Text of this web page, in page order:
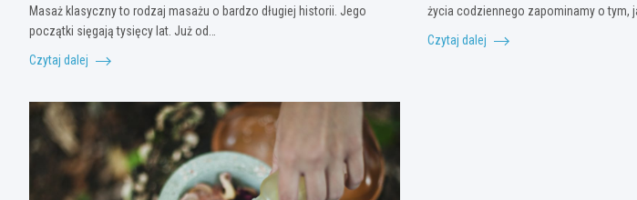
Masaż klasyczny to rodzaj masażu o bardzo długiej historii. Jego
początki sięgają tysięcy lat. Już od…
Czytaj dalej
życia codziennego zapominamy o tym,
Czytaj dalej